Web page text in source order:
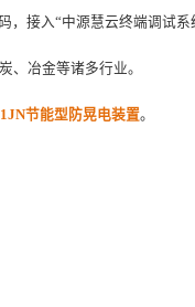
，接入“中源慧云终端调试
、冶金等诸多行业。
节能型防晃电装置。